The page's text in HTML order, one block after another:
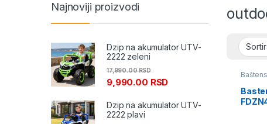
Najnoviji proizvodi
Dzip na akumulator UTV-
2222 zeleni
9,990.00 RSD
17,990.00RSD
Dzip na akumulator UTV-
2222 plavi